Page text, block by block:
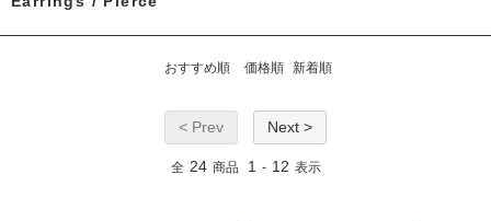
おすすめ順 価格順 新着順
< Prev Next >
全 24 商品 1 - 12 表示